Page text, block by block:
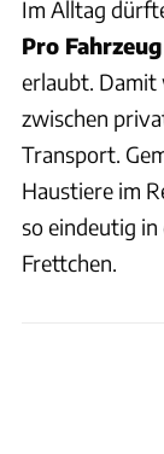
Im Alltag
Pro Fahrzeug
erlaubt. Damit
zwischen
Transport.
Haustiere im
so eindeutig
Frettchen.